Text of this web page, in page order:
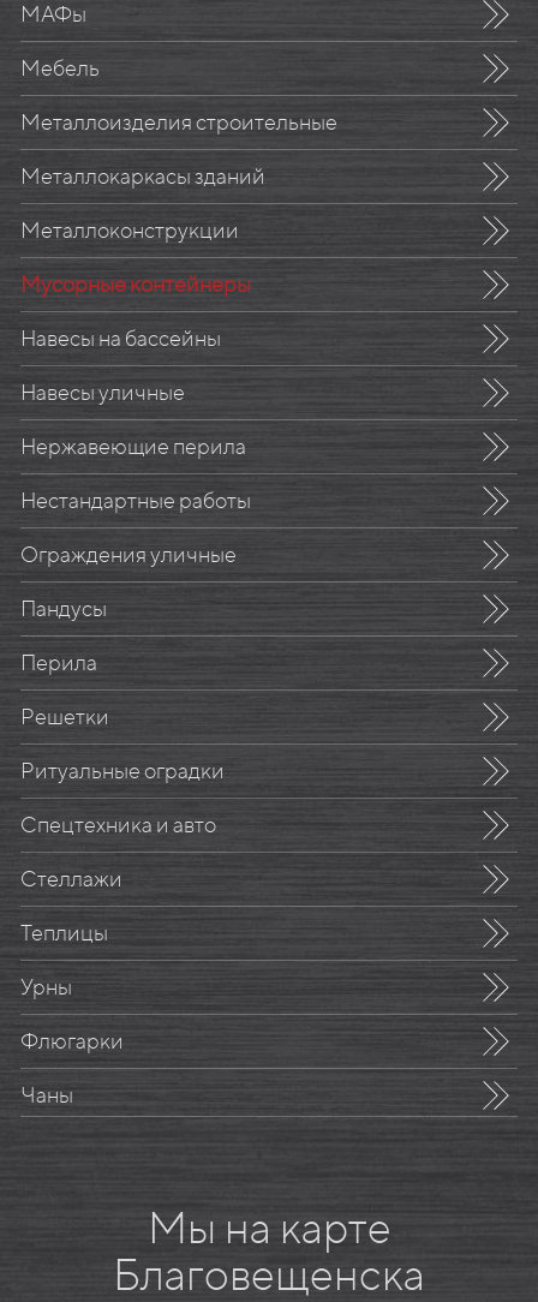
МАФы
Мебель
Металлоизделия строительные
Металлокаркасы зданий
Металлоконструкции
Мусорные контейнеры
Навесы на бассейны
Навесы уличные
Нержавеющие перила
Нестандартные работы
Ограждения уличные
Пандусы
Перила
Решетки
Ритуальные оградки
Спецтехника и авто
Стеллажи
Теплицы
Урны
Флюгарки
Чаны
Мы на карте
Благовещенска